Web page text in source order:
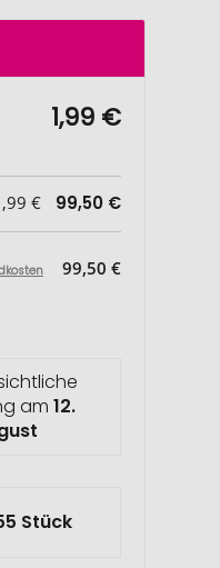
1,99 €
€ 99,50 €
99,50 €
am 12.
Stück